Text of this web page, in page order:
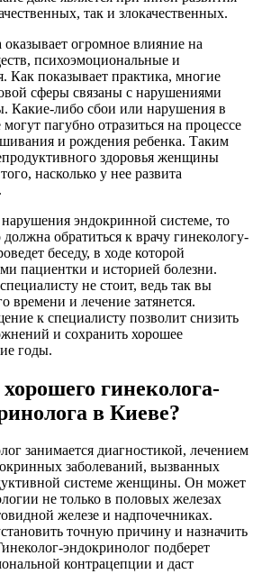
так и злокачественных.
огромное влияние на
психоэмоциональные и
Как показывает практика, многие
сферы связаны с нарушениями
Какие-либо сбои или нарушения в
пагубно отразиться на процессе
и рождения ребенка. Таким
здоровья женщины
насколько у нее развита
эндокринной системе, то
обратиться к врачу гинекологу-
беседу, в ходе которой
пациентки и историей болезни.
не стоит, ведь так вы
времени и лечение затянется.
к специалисту позволит снизить
и сохранить хорошее
годы.
гинеколога-
в Киеве?
занимается диагностикой, лечением
заболеваний, вызванных
системе женщины. Он может
не только в половых железах
железе и надпочечниках.
точную причину и назначить
эндокринолог подберет
контрацепции и даст